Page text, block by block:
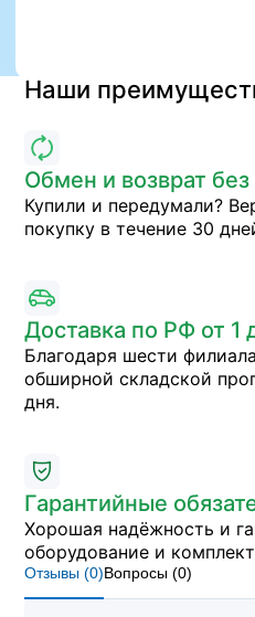
Наши
Обмен и возврат
Купили и передумали?
покупку в течение 30
Доставка по РФ от 1
Благодаря шести
обширной складской
дня.
Гарантийные
Хорошая надёжность и
оборудование и
Отзывы (0)Вопросы (0)